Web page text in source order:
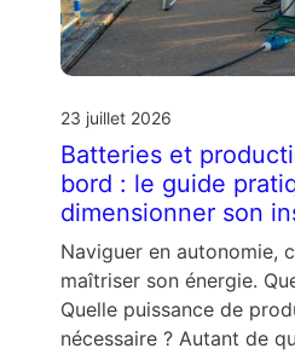
23 juillet 2026
Batteries et
bord : le guide
dimensionner son
Naviguer en autonomie,
maîtriser son énergie.
Quelle puissance de
nécessaire ? Autant de